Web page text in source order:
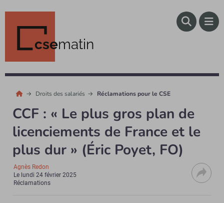
csematin
Droits des salariés Réclamations pour le CSE
CCF : « Le plus gros plan de
licenciements de France et le
plus dur » (Éric Poyet, FO)
Agnès Redon
Le lundi 24 février 2025
Réclamations